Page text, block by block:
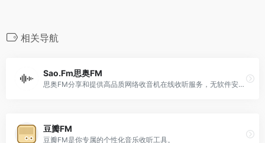
相关导航
Sao.Fm思奥FM
思奥FM分享和提供高品质网络收音机在线收听服务，无软件安装实现网页在线收听，手机在线收听广播。
豆瓣FM
豆瓣FM是你专属的个性化音乐收听工具。